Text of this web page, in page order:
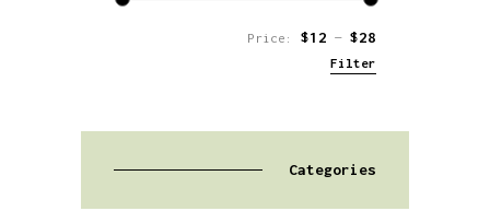
Filter
Price: $12 — $28
Categories